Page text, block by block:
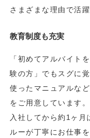
さまざまな理由で活
教育制度も充実
「初めてアルバイト
験の方」でもスグに
使ったマニュアルな
をご用意しています。
入社してから約1ヶ月
ルーが丁寧にお仕事